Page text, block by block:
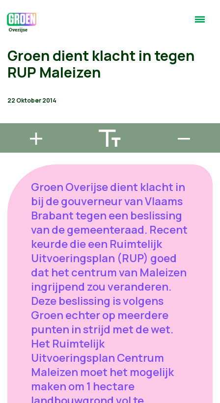
Groen dient klacht in tegen
RUP Maleizen
22 Oktober 2014
Groen Overijse dient klacht in
bij de gouverneur van Vlaams
Brabant tegen een beslissing
van de gemeenteraad. Recent
keurde die een Ruimtelijk
Uitvoeringsplan (RUP) goed
dat het centrum van Maleizen
ingrijpend zou veranderen.
Deze beslissing is volgens
Groen echter op meerdere
punten in strijd met de wet.
Het Ruimtelijk
Uitvoeringsplan Centrum
Maleizen moet het mogelijk
maken om 1 hectare